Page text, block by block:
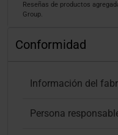
Reseñas de productos
Group.
Conformidad
Información del
Persona